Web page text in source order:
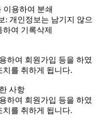
이용하여 분쇄
: 개인정보는 남기지 않으
여 기록삭제
하여 회원가입 등을 하였
를 취하게 됩니다.
사항
하여 회원가입 등을 하였
를 취하게 됩니다.